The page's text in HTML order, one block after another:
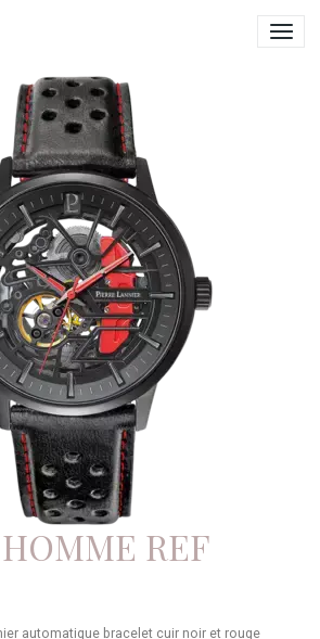
REF
automatique bracelet cuir noir et rouge